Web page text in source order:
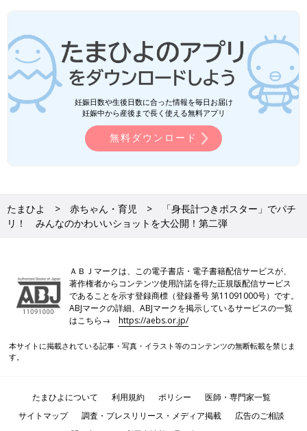
妊娠日数や生後日数に合った情報を毎日お届け
妊娠中から産後まで長く使える無料アプリ
無料ダウンロード
たまひよ 赤ちゃん・育児
「身長計つきポスター」でパチ
リ！ みんなのかわいいショットを大公開！第二弾
ＡＢＪマークは、この電子書店・電子書籍配信サービスが、
著作権者からコンテンツ使用許諾を得た正規版配信サービス
であることを示す登録商標（登録番号 第11091000号）です。
ABJマークの詳細、ABJマークを掲示しているサービスの一覧
はこちら→https://aebs.or.jp/
本サイトに掲載されている記事・写真・イラスト等のコンテンツの無断転載を禁じま
す。
たまひよについて 利用規約 ポリシー
医師・専門家一覧
サイトマップ
調査・プレスリリース・メディア掲載
広告のご相談